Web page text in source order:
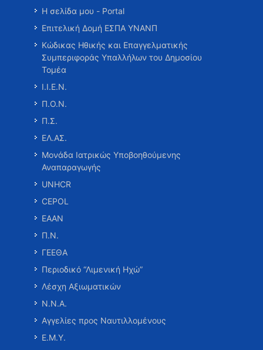
Η σελίδα μου - Portal
Επιτελική Δομή ΕΣΠΑ ΥΝΑΝΠ
Κώδικας Ηθικής και Επαγγελματικής
Συμπεριφοράς Υπαλλήλων του Δημοσίου
Τομέα
Ι.Ι.Ε.Ν.
Π.Ο.Ν.
Π.Σ.
ΕΛ.ΑΣ.
Μονάδα Ιατρικώς Υποβοηθούμενης
Αναπαραγωγής
UNHCR
CEPOL
ΕΑΑΝ
Π.Ν.
ΓΕΕΘΑ
Περιοδικό “Λιμενική Ηχώ”
Λέσχη Αξιωματικών
Ν.Ν.Α.
Αγγελίες προς Ναυτιλλομένους
Ε.Μ.Υ.